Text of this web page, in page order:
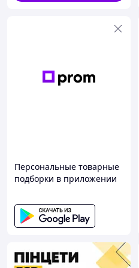
Персональные товарные
подборки в приложении